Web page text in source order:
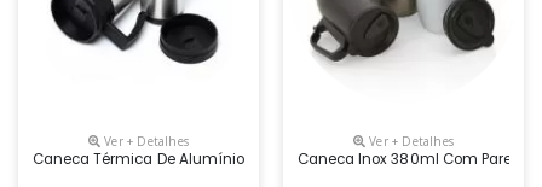
Ver + Detalhes
Caneca Térmica De Alumínio Personalizada, Peso 204 Gramas,
Ver + Detalhes
Caneca Inox 380ml Com Parede